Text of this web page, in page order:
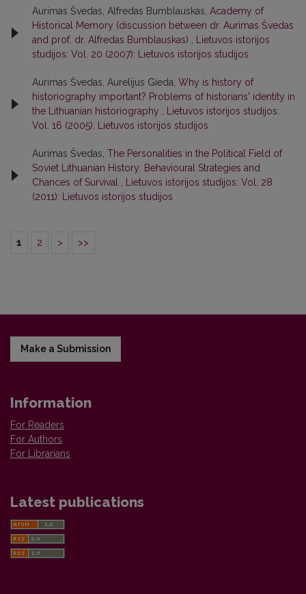
Aurimas Švedas, Alfredas Bumblauskas, Academy of
Historical Memory (discussion between dr. Aurimas Švedas
and prof. dr. Alfredas Bumblauskas)
Lietuvos istorijos
studijos: Vol. 20 (2007): Lietuvos istorijos studijos
Aurimas Švedas, Aurelijus Gieda, Why is history of
historiography important? Problems of historians' identity in
the Lithuanian historiography
Lietuvos istorijos studijos:
Vol. 16 (2005): Lietuvos istorijos studijos
Aurimas Švedas, The Personalities in the Political Field of
Soviet Lithuanian History: Behavioural Strategies and
Chances of Survival
Lietuvos istorijos studijos: Vol. 28
(2011): Lietuvos istorijos studijos
1 2 > >>
Make a Submission
Information
For Readers
For Authors
For Librarians
Latest publications